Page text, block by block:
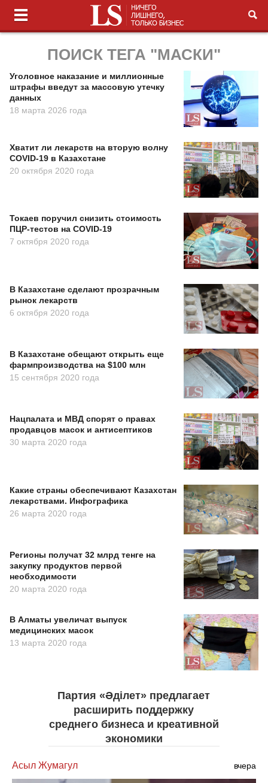
ПОИСК ТЕГА "МАСКИ"
Уголовное наказание и миллионные
штрафы введут за массовую утечку
данных
18 марта 2026 года
Хватит ли лекарств на вторую волну
COVID-19 в Казахстане
20 октября 2020 года
Токаев поручил снизить стоимость
ПЦР-тестов на COVID-19
7 октября 2020 года
В Казахстане сделают прозрачным
рынок лекарств
6 октября 2020 года
В Казахстане обещают открыть еще
фармпроизводства на $100 млн
15 сентября 2020 года
Нацпалата и МВД спорят о правах
продавцов масок и антисептиков
30 марта 2020 года
Какие страны обеспечивают Казахстан
лекарствами. Инфографика
26 марта 2020 года
Регионы получат 32 млрд тенге на
закупку продуктов первой
необходимости
20 марта 2020 года
В Алматы увеличат выпуск
медицинских масок
13 марта 2020 года
Партия «Әділет» предлагает
расширить поддержку
среднего бизнеса и креативной
экономики
Асыл Жумагул вчера